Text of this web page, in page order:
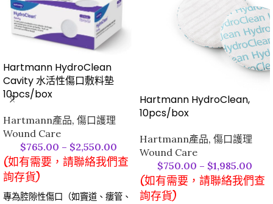
Hartmann HydroClean
Cavity 水活性傷口敷料墊
10pcs/box
Hartmann產品, 傷口護理
Wound Care
$765.00 – $2,550.00
(如有需要，請聯絡我們查
詢存貨)
專為腔隙性傷口（如竇道、瘻管、
Hartmann HydroClean,
10pcs/box
Hartmann產品, 傷口護理
Wound Care
$750.00 – $1,985.00
(如有需要，請聯絡我們查
詢存貨)